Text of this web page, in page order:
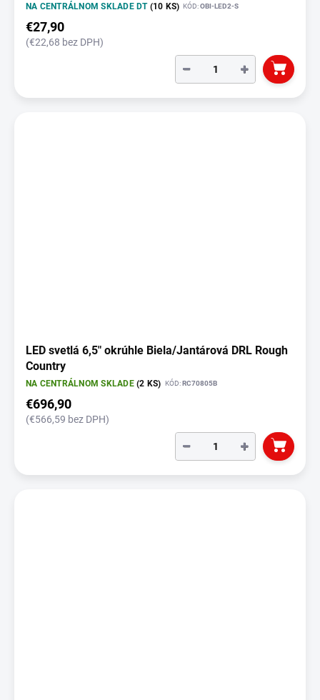
NA CENTRÁLNOM SKLADE DT (10 KS) KÓD:OBI-LED2-S
€27,90
(€22,68 bez DPH)
+
−
LED svetlá 6,5" okrúhle Biela/Jantárová DRL Rough
Country
NA CENTRÁLNOM SKLADE(2 KS) KÓD:RC70805B
€696,90
(€566,59 bez DPH)
+
−